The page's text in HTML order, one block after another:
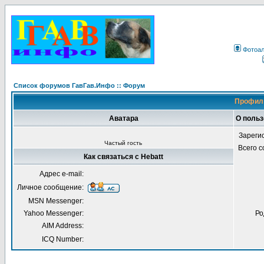
Список форумов ГавГав.Инфо :: Форум
Аватара О
Частый гость
Всего
Как связаться с Hebatt
Адрес e-mail:
Личное сообщение:
MSN Messenger:
Yahoo Messenger:
AIM Address:
ICQ Number: